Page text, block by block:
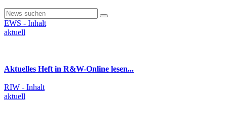
EWS - Inhalt
aktuell
Aktuelles Heft in R&W-Online lesen...
RIW - Inhalt
aktuell